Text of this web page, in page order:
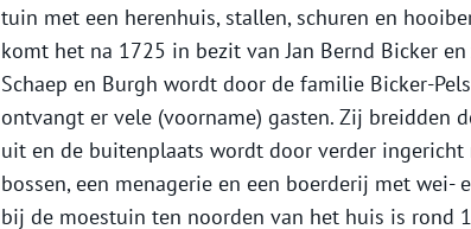
tuin met een herenhuis, stallen, schuren en
komt het na 1725 in bezit van Jan Bernd Bicker en
Schaep en Burgh wordt door de familie Bicker-
ontvangt er vele (voorname) gasten. Zij breidden
uit en de buitenplaats wordt door verder ingericht
bossen, een menagerie en een boerderij met wei-
bij de moestuin ten noorden van het huis is rond